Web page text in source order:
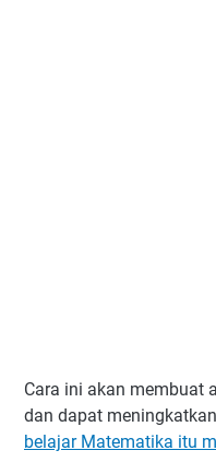
Cara ini akan membuat
dan dapat
belajar Matematika itu